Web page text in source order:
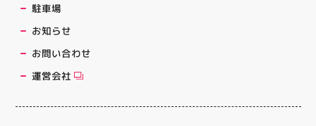
駐車場
お知らせ
お問い合わせ
運営会社